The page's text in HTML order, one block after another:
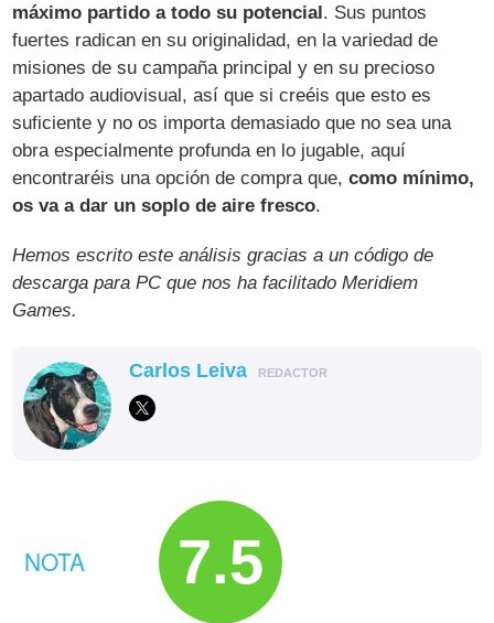
máximo partido a todo su potencial. Sus puntos
fuertes radican en su originalidad, en la variedad de
misiones de su campaña principal y en su precioso
apartado audiovisual, así que si creéis que esto es
suficiente y no os importa demasiado que no sea una
obra especialmente profunda en lo jugable, aquí
encontraréis una opción de compra que,como mínimo,
os va a dar un soplo de aire fresco.
Hemos escrito este análisis gracias a un código de
descarga para PC que nos ha facilitado Meridiem
Games.
Carlos Leiva REDACTOR
NOTA 7.5